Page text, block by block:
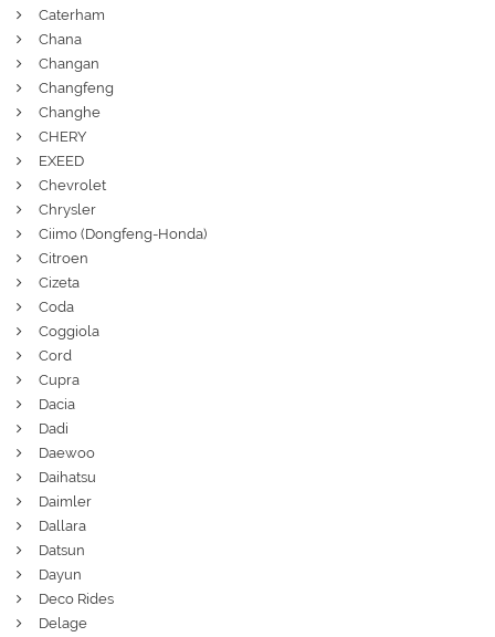
Caterham
Chana
Changan
Changfeng
Changhe
CHERY
EXEED
Chevrolet
Chrysler
Ciimo (Dongfeng-Honda)
Citroen
Cizeta
Coda
Coggiola
Cord
Cupra
Dacia
Dadi
Daewoo
Daihatsu
Daimler
Dallara
Datsun
Dayun
Deco Rides
Delage